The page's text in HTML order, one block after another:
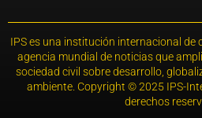
IPS es una institución internacional de
agencia mundial de noticias que
sociedad civil sobre desarrollo,
ambiente. Copyright © 2025 IPS-
derechos